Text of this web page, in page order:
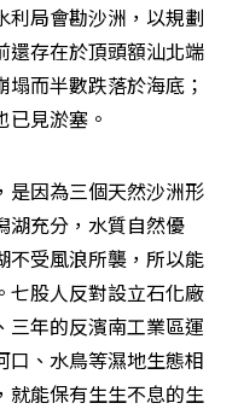
利局會勘沙洲，以規劃
還存在於頂頭額汕北端
而半數跌落於海底；
見淤塞。
是因為三個天然沙洲形
湖充分，水質自然優
不受風浪所襲，所以能
七股人反對設立石化廠
三年的反濱南工業區運
口、水鳥等濕地生態相
就能保有生生不息的生